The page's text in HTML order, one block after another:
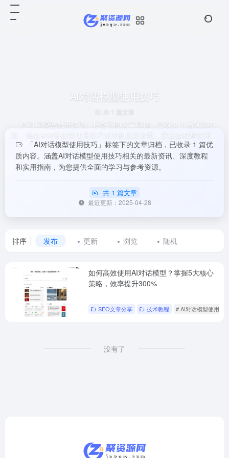
AI对话模型使用技巧
「AI对话模型使用技巧」标签下的文章归档，已收录 1 篇优质内
容。涵盖AI对话模型使用技巧相关的最新资讯、深度教程和实用指
南，为您提供全面的学习与参考资源。
「AI对话模型使用技巧」标签下的文章归档，已收录 1 篇优
质内容。涵盖AI对话模型使用技巧相关的最新资讯、深度教程
和实用指南，为您提供全面的学习与参考资源。
共 1 篇文章
最近更新：2025-04-28
排序 发布 更新 浏览 随机
如何高效使用AI对话模型？掌握5大核心
策略，效率提升300%
SEO文章分享 技术教程 # AI对话模型使用技
没有了